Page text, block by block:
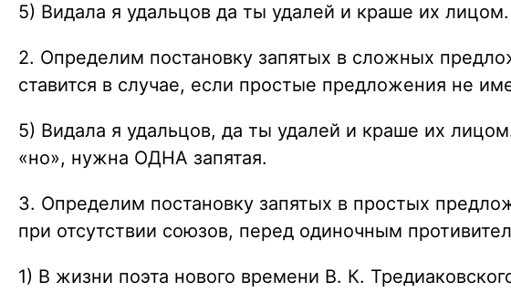
5) Видала я удальцов да ты удалей и краше их
2. Определим постановку запятых в сложных
ставится в случае, если простые предложения не
5) Видала я удальцов, да ты удалей и краше их
«но», нужна ОДНА запятая.
3. Определим постановку запятых в простых
при отсутствии союзов, перед одиночным
1) В жизни поэта нового времени В. К.